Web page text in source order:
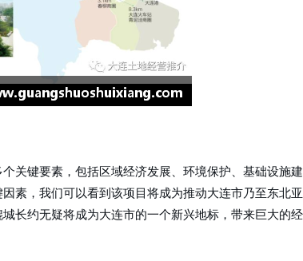
关键要素，包括区域经济发展、环境保护、基础设施
素，我们可以看到该项目将成为推动大连市乃至东北
长约无疑将成为大连市的一个新兴地标，带来巨大的